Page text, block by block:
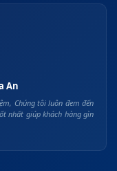
An
Chúng tôi luôn đem đến
nhất giúp khách hàng gìn